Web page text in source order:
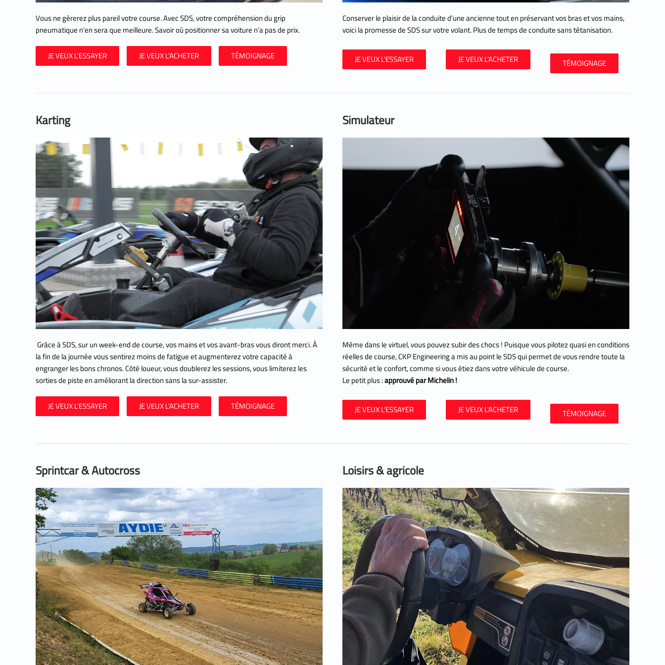
Vous ne gèrerez plus pareil votre course. Avec SDS, votre compréhension du grip
pneumatique n’en sera que meilleure. Savoir où positionner sa voiture n’a pas de prix.
JE VEUX L'ESSAYER JE VEUX L'ACHETER TÉMOIGNAGE
Conserver le plaisir de la conduite d’une ancienne tout en préservant vos bras et vos mains,
voici la promesse de SDS sur votre volant. Plus de temps de conduite sans tétanisation.
JE VEUX L'ESSAYER JE VEUX L'ACHETER TÉMOIGNAGE
Karting
Grâce à SDS, sur un week-end de course, vos mains et vos avant-bras vous diront merci. À
la fin de la journée vous sentirez moins de fatigue et augmenterez votre capacité à
engranger les bons chronos. Côté loueur, vous doublerez les sessions, vous limiterez les
sorties de piste en améliorant la direction sans la sur-assister.
JE VEUX L'ESSAYER JE VEUX L'ACHETER TÉMOIGNAGE
Simulateur
Même dans le virtuel, vous pouvez subir des chocs ! Puisque vous pilotez quasi en conditions
réelles de course, CKP Engineering a mis au point le SDS qui permet de vous rendre toute la
sécurité et le confort, comme si vous étiez dans votre véhicule de course.
Le petit plus :approuvé par Michelin !
JE VEUX L'ESSAYER JE VEUX L'ACHETER TÉMOIGNAGE
Sprintcar & Autocross Loisirs & agricole